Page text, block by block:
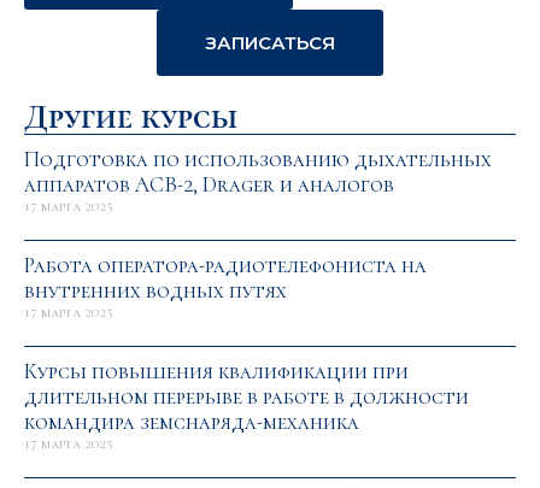
ЗАПИСАТЬСЯ
Другие курсы
Подготовка по использованию дыхательных
аппаратов АСВ-2, Drager и аналогов
17 марта 2025
Работа оператора-радиотелефониста на
внутренних водных путях
17 марта 2025
Курсы повышения квалификации при
длительном перерыве в работе в должности
командира земснаряда-механика
17 марта 2025